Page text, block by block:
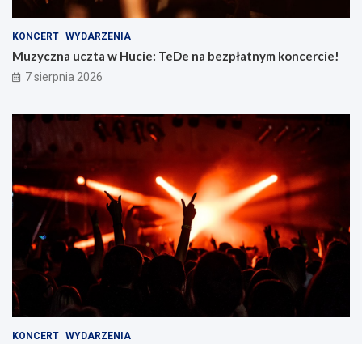
KONCERT WYDARZENIA
Muzyczna uczta w Hucie: TeDe na bezpłatnym koncercie!
7 sierpnia 2026
KONCERT WYDARZENIA